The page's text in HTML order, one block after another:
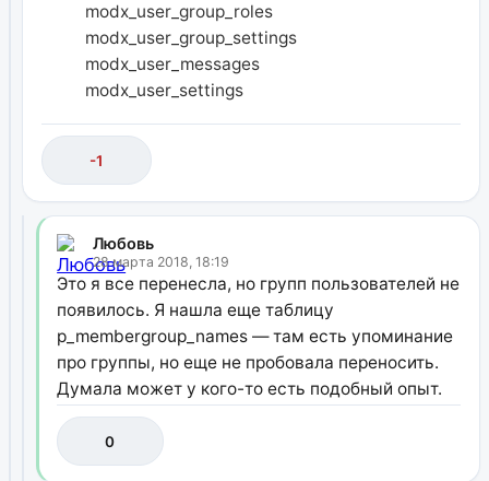
modx_user_group_roles
modx_user_group_settings
modx_user_messages
modx_user_settings
-1
Любовь
28 марта 2018, 18:19
Это я все перенесла, но групп пользователей не
появилось. Я нашла еще таблицу
p_membergroup_names — там есть упоминание
про группы, но еще не пробовала переносить.
Думала может у кого-то есть подобный опыт.
0